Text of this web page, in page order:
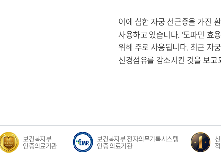
이에 심한 자궁 선근증을 가진
사용하고 있습니다. ‘도파민 효
위해 주로 사용됩니다. 최근 자
신경섬유를 감소시킨 것을 보고
보건복지부
인증의료기관
보건복지부 전자의무기록시스템
인증 의료기관
신생
적정